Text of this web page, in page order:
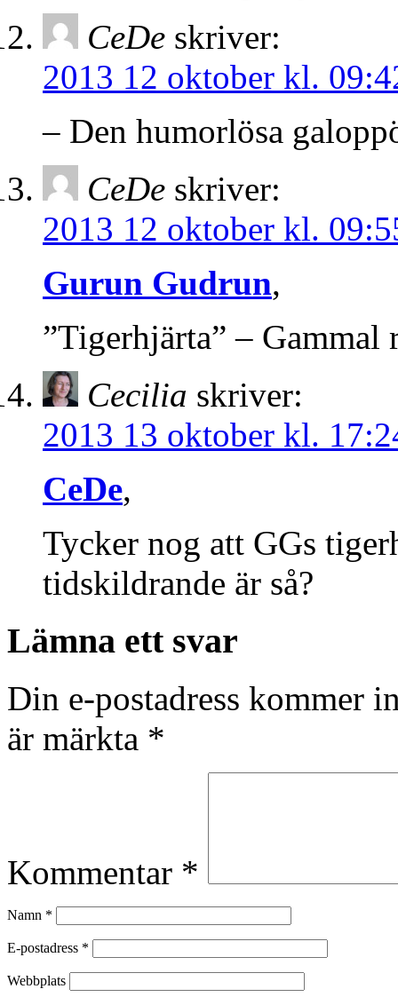
CeDe skriver:
2013 12 oktober kl.
– Den humorlösa
CeDe skriver:
2013 12 oktober kl.
Gurun Gudrun,
”Tigerhjärta” – Gammal
Cecilia skriver:
2013 13 oktober kl.
CeDe,
Tycker nog att GGs
tidskildrande är så?
Lämna ett svar
Din e-postadress kommer
är märkta *
Kommentar *
Namn *
E-postadress *
Webbplats